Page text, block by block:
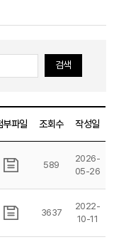
검색
부파일 조회수 작성일
589
2026-
05-26
3637
2022-
10-11